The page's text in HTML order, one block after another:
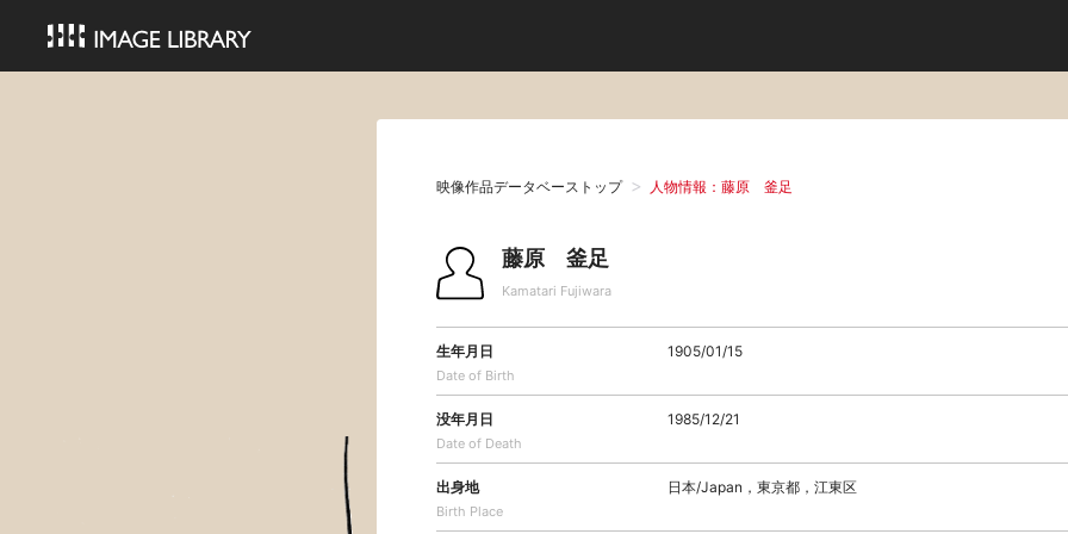
映像作品データベーストップ 人物情報：藤原 釜足
藤原 釜足
Kamatari Fujiwara
生年月日
Date of Birth
1905/01/15
没年月日
Date of Death
1985/12/21
出身地
Birth Place
日本/Japan，東京都，江東区